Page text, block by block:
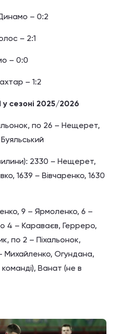
– 0:2
– 2:1
– 0:0
– 1:2
сезоні 2025/2026
по 26 – Нещерет,
2330 – Нещерет,
1639 – Вівчаренко, 1630
9 – Ярмоленко, 6 –
4 – Караваєв, Герреро,
по 2 – Піхальонок,
Михайленко, Огундана,
Ванат (не в